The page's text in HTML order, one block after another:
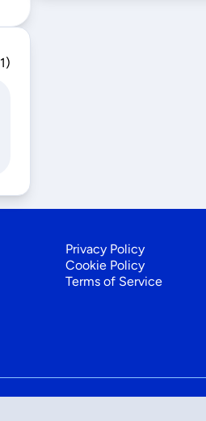
1)
Privacy Policy
Cookie Policy
Terms of Service